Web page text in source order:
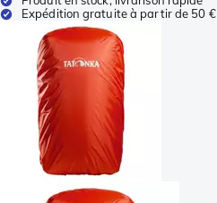
Expédition gratuite à partir de 50 €